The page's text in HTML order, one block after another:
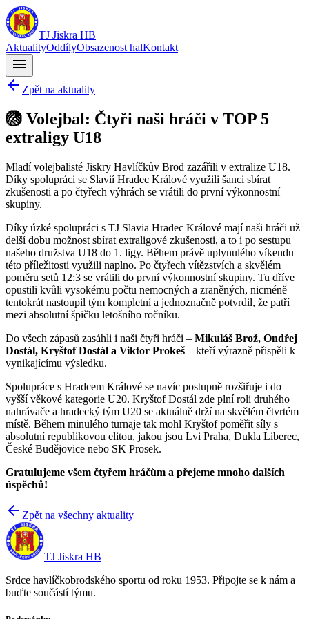
TJ Jiskra HB
AktualityOddílyObsazenost halKontakt
menu
Zpět na aktuality
🏐 Volejbal: Čtyři naši hráči v TOP 5
extraligy U18
Mladí volejbalisté Jiskry Havlíčkův Brod zazářili v extralize U18.
Díky spolupráci se Slavií Hradec Králové využili šanci sbírat
zkušenosti a po čtyřech výhrách se vrátili do první výkonnostní
skupiny.
Díky úzké spolupráci s TJ Slavia Hradec Králové mají naši hráči už
delší dobu možnost sbírat extraligové zkušenosti, a to i po sestupu
našeho družstva U18 do 1. ligy. Během právě uplynulého víkendu
této příležitosti využili naplno. Po čtyřech vítězstvích a skvělém
poměru setů 12:3 se vrátili do první výkonnostní skupiny. Tu dříve
opustili kvůli vysokému počtu nemocných a zraněných, nicméně
tentokrát nastoupil tým kompletní a jednoznačně potvrdil, že patří
mezi absolutní špičku letošního ročníku.
Do všech zápasů zasáhli i naši čtyři hráči – Mikuláš Brož, Ondřej
Dostál, Kryštof Dostál a Viktor Prokeš – kteří výrazně přispěli k
vynikajícímu výsledku.
Spolupráce s Hradcem Králové se navíc postupně rozšiřuje i do
vyšší věkové kategorie U20. Kryštof Dostál zde plní roli druhého
nahrávače a hradecký tým U20 se aktuálně drží na skvělém čtvrtém
místě. Během minulého turnaje tak mohl Kryštof poměřit síly s
absolutní republikovou elitou, jakou jsou Lvi Praha, Dukla Liberec,
České Budějovice nebo SK Prosek.
Gratulujeme všem čtyřem hráčům a přejeme mnoho dalších
úspěchů!
Zpět na všechny aktuality
TJ Jiskra HB
Srdce havlíčkobrodského sportu od roku 1953. Připojte se k nám a
buďte součástí týmu.